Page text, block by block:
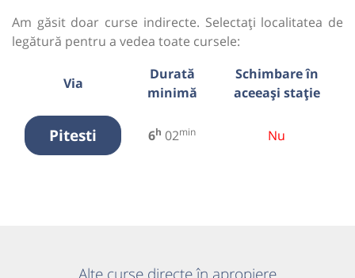
Am găsit doar curse indirecte. Selectați localitatea de
legătură pentru a vedea toate cursele:
Via
Durată
minimă
Schimbare în
aceeași stație
Pitesti 6h 02min Nu
Alte curse directe în apropiere